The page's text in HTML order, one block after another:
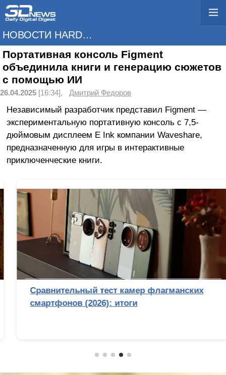
НОВОСТИ HARDWARE
Портативная консоль Figment
объединила книги и генерацию сюжетов
с помощью ИИ
26.04.2025 [16:34], Дмитрий Федоров
Независимый разработчик представил Figment —
экспериментальную портативную консоль с 7,5-
дюймовым дисплеем E Ink компании Waveshare,
предназначенную для игры в интерактивные
приключенческие книги.
Сравнительный тест камер флагманских
смартфонов (2026): итоги